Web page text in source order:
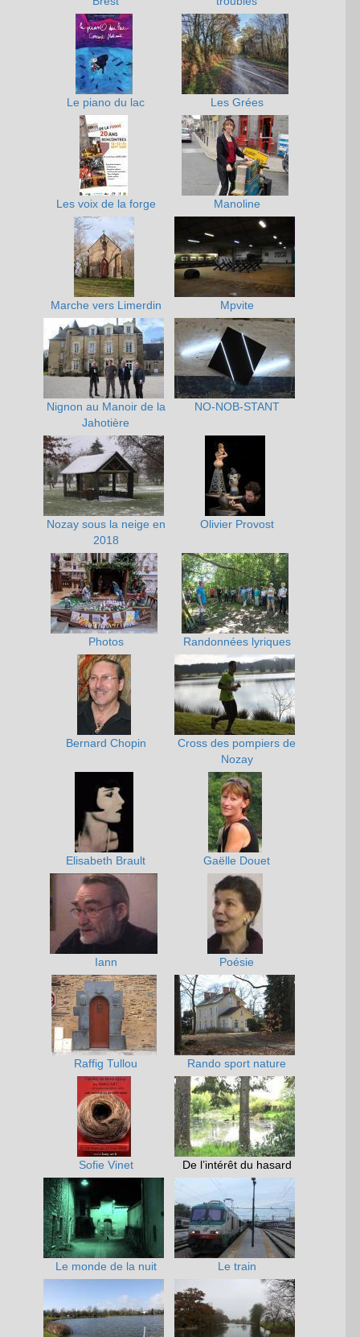
Le piano du lac Les Grées
Les voix de la forge Manoline
Marche vers Limerdin Mpvite
Nignon au Manoir de la
Jahotière
NO-NOB-STANT
Nozay sous la neige en
2018
Olivier Provost
Photos Randonnées lyriques
Bernard Chopin
Cross des pompiers de
Nozay
Elisabeth Brault Gaëlle Douet
Iann Poésie
Raffig Tullou Rando sport nature
Sofie Vinet De l’intérêt du hasard
Le monde de la nuit Le train